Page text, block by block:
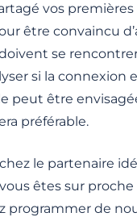
vos
être convaincu
se
si la
peut être
préférable.
le partenaire
êtes sur proche
programmer de